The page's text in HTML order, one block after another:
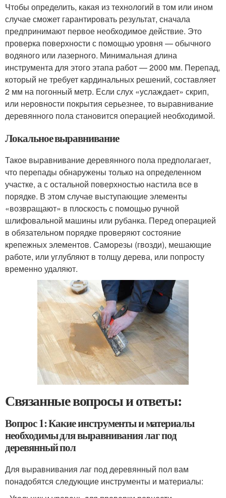
Чтобы определить, какая из технологий в том или ином
случае сможет гарантировать результат, сначала
предпринимают первое необходимое действие. Это
проверка поверхности с помощью уровня — обычного
водяного или лазерного. Минимальная длина
инструмента для этого этапа работ — 2000 мм. Перепад,
который не требует кардинальных решений, составляет
2 мм на погонный метр. Если слух «услаждает» скрип,
или неровности покрытия серьезнее, то выравнивание
деревянного пола становится операцией необходимой.
Локальное выравнивание
Такое выравнивание деревянного пола предполагает,
что перепады обнаружены только на определенном
участке, а с остальной поверхностью настила все в
порядке. В этом случае выступающие элементы
«возвращают» в плоскость с помощью ручной
шлифовальной машины или рубанка. Перед операцией
в обязательном порядке проверяют состояние
крепежных элементов. Саморезы (гвозди), мешающие
работе, или углубляют в толщу дерева, или попросту
временно удаляют.
Связанные вопросы и ответы:
Вопрос 1: Какие инструменты и материалы
необходимы для выравнивания лаг под
деревянный пол
Для выравнивания лаг под деревянный пол вам
понадобятся следующие инструменты и материалы: